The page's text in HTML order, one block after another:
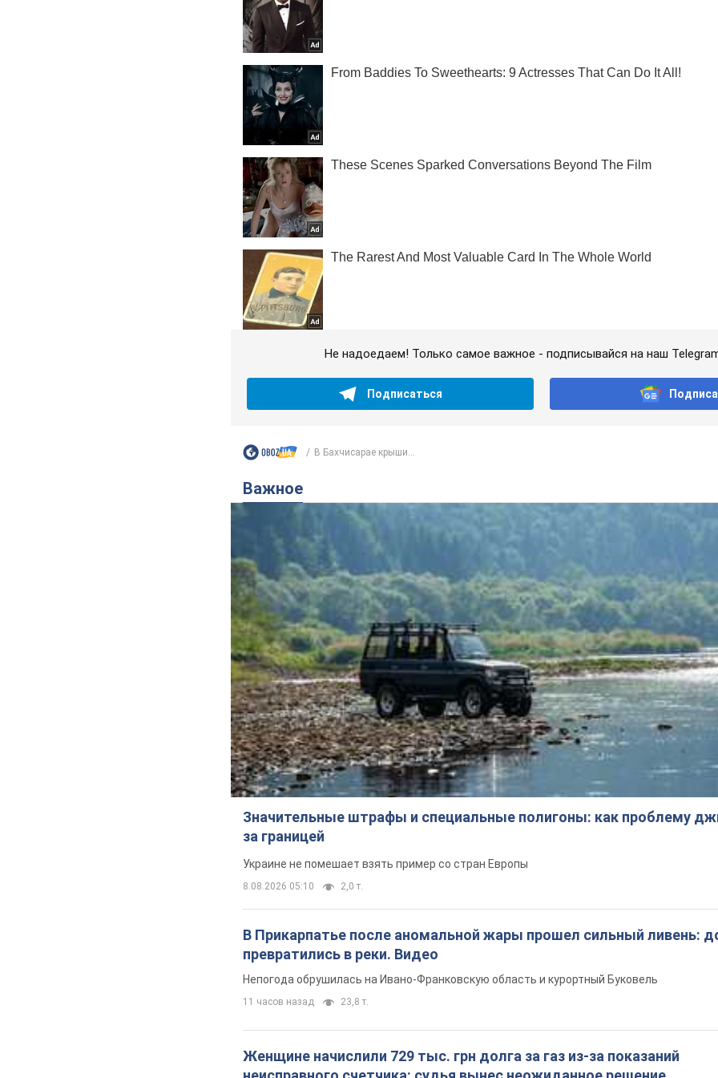
Не надоедаем! Только самое важное - подписывайся на наш
Подписаться
В Бахчисарае крыши...
Важное
Значительные штрафы и специальные полигоны: как проблему
за границей
Украине не помешает взять пример со стран Европы
8.08.2026 05:10 2,0 т.
В Прикарпатье после аномальной жары прошел сильный ливень:
превратились в реки. Видео
Непогода обрушилась на Ивано-Франковскую область и курортный Буковель
11 часов назад 23,8 т.
Женщине начислили 729 тыс. грн долга за газ из-за показаний